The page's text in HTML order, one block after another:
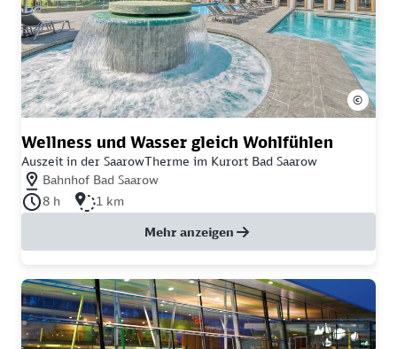
Wellness und Wasser gleich Wohlfühlen
Auszeit in der SaarowTherme im Kurort Bad Saarow
Nächstgelegener Bahnhof: Bahnhof Bad Saarow
Bahnhof Bad Saarow
Dauer der Tour: 8 Stunden
8 h Länge der Tour: 1 Kilometer
1 km
Mehr anzeigen
©